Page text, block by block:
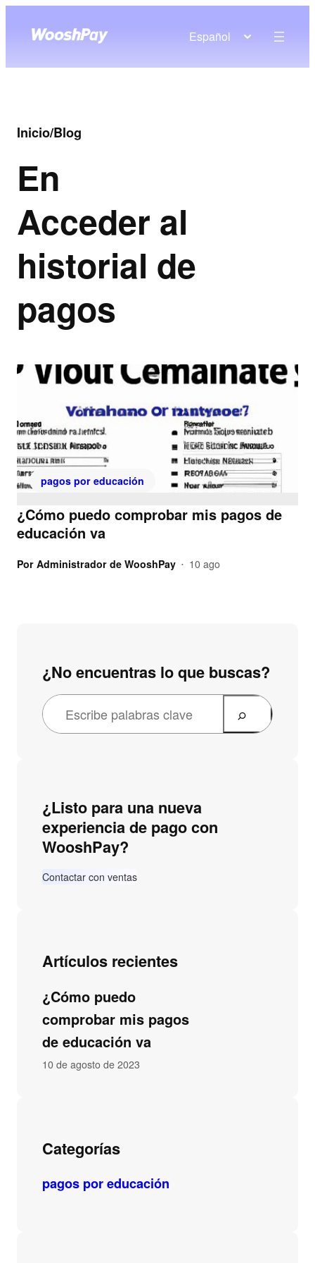
Español
Inicio/Blog
En
Acceder al
historial de
pagos
pagos por educación
¿Cómo puedo comprobar mis pagos de
educación va
Por Administrador de WooshPay • 10 ago
¿No encuentras lo que buscas?
¿Listo para una nueva
experiencia de pago con
WooshPay?
Contactar con ventas
Artículos recientes
¿Cómo puedo
comprobar mis pagos
de educación va
10 de agosto de 2023
Categorías
pagos por educación